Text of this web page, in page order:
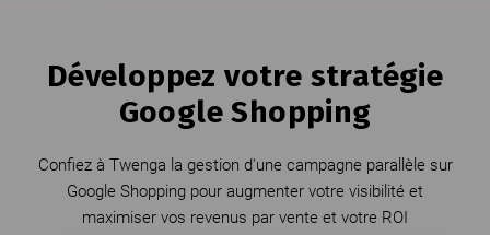
Développez votre stratégie
Google Shopping
Confiez à Twenga la gestion d'une campagne parallèle sur
Google Shopping pour augmenter votre visibilité et
maximiser vos revenus par vente et votre ROI